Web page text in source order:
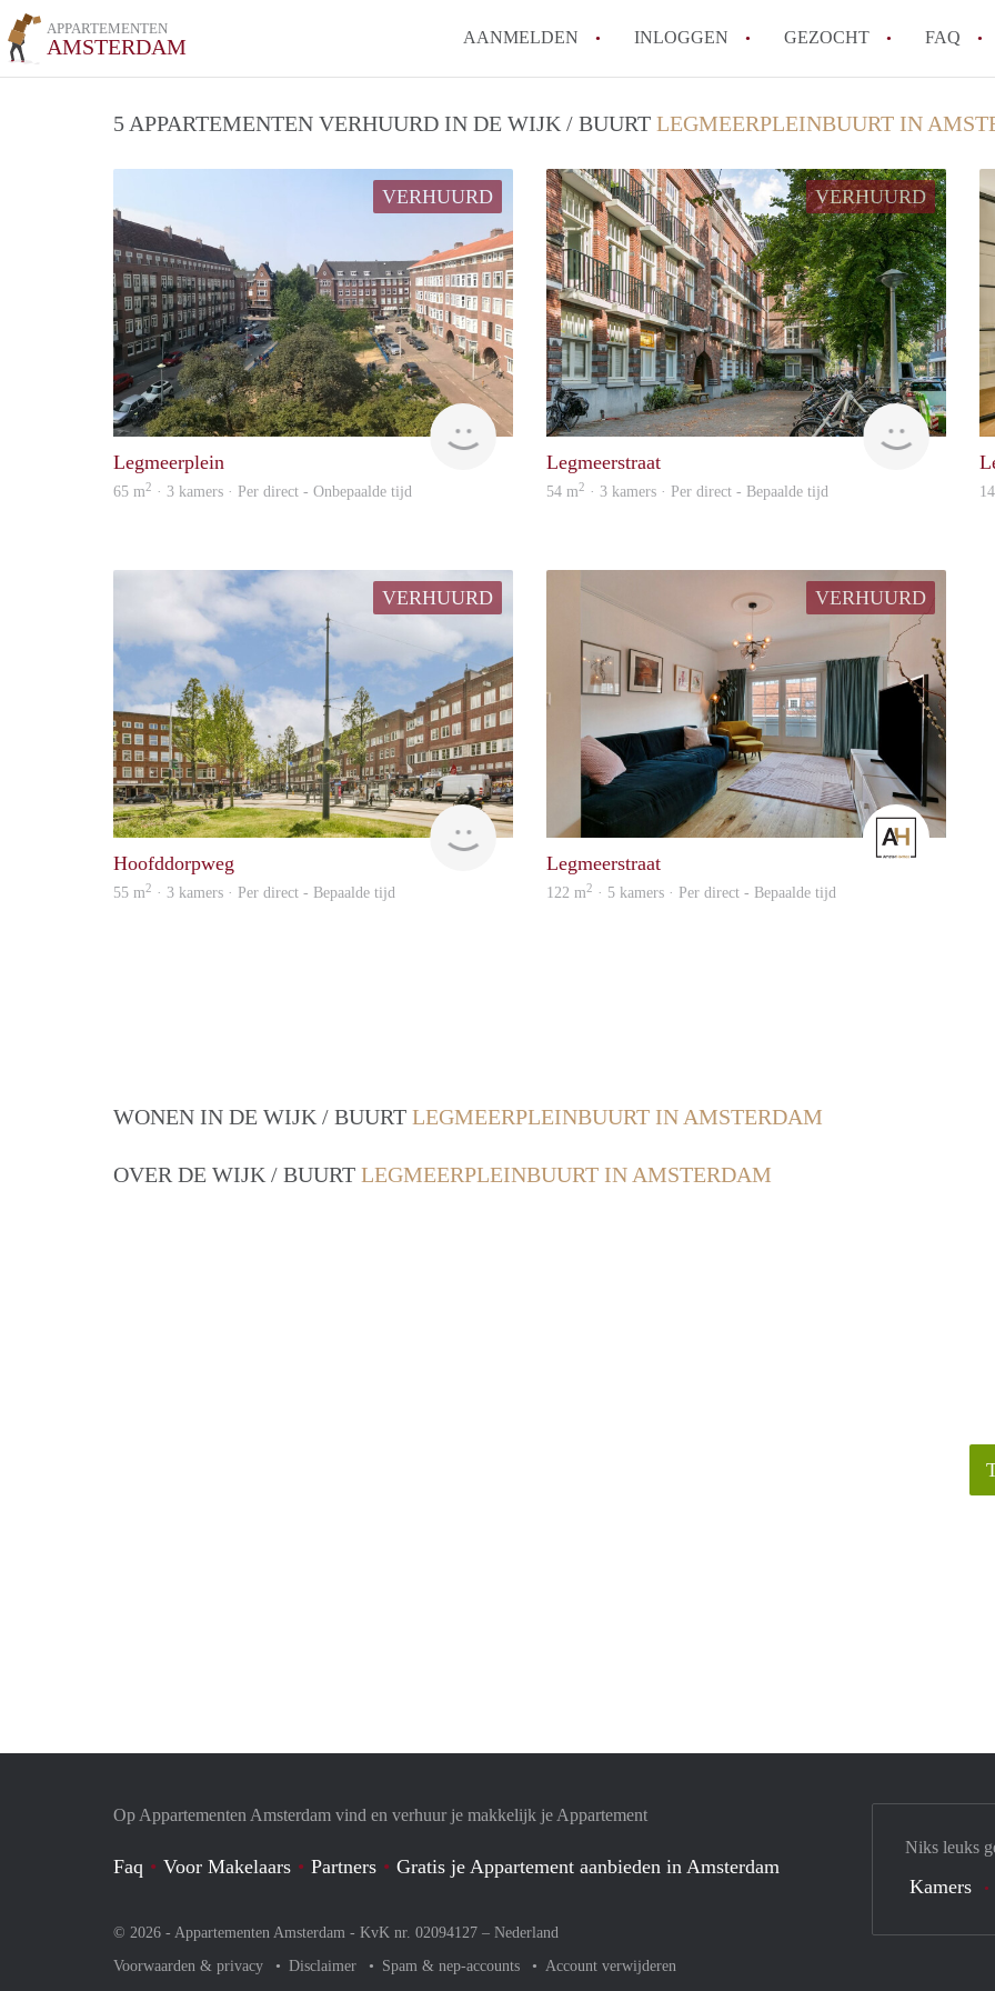
APPARTEMENTEN
AMSTERDAM AANMELDEN INLOGGEN GEZOCHT FAQ
Amsterdam?
Wat zijn de voordelen van het huren van
Hoe vind je een goedkoop appartement in
Wat zijn de verplichtingen van een
Kan je beter een appartement huren of
Alle veelgestelde vragen
5 APPARTEMENTEN VERHUURD IN DE WIJK / BUURT LEGMEERPLEINBUURT IN
VERHUURD
Zaanstad
Legmeerplein
65 m2 · 3 kamers · Per direct - Onbepaalde tijd
VERHUURD
Zaanstad
Legmeerstraat
54 m2 · 3 kamers · Per direct - Bepaalde tijd
VERHUURD
Alcoco
Hoofddorpweg
55 m2 · 3 kamers · Per direct - Bepaalde tijd
VERHUURD
Amster
Legmeerstraat
122 m2 · 5 kamers · Per direct - Bepaalde tijd
WONEN IN DE WIJK / BUURT LEGMEERPLEINBUURT IN AMSTERDAM
OVER DE WIJK / BUURT LEGMEERPLEINBUURT IN AMSTERDAM
Op Appartementen Amsterdam vind en verhuur je makkelijk je Appartement
Faq Voor Makelaars Partners Gratis je Appartement aanbieden in Amsterdam
© 2026 - Appartementen Amsterdam - KvK nr. 02094127 – Nederland
Voorwaarden & privacy
Disclaimer Spam & nep-accounts Account verwijderen
Niks leuks
Kamers